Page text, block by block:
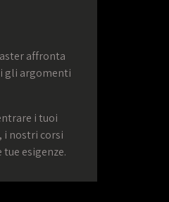
affronta
gli argomenti
i tuoi
i nostri corsi
esigenze.